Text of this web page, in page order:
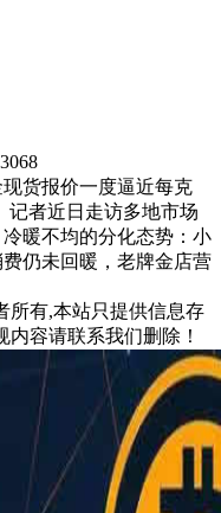
3068
货报价一度逼近每克
记者近日走访多地市场
暖不均的分化态势：小
仍未回暖，老牌金店营
所有,本站只提供信息存
容请联系我们删除！